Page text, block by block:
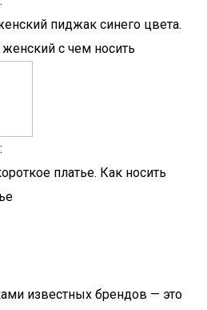
пиджак синего цвета.
с чем носить
платье. Как носить